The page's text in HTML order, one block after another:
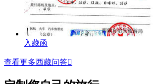
入藏函
查看更多西藏问答